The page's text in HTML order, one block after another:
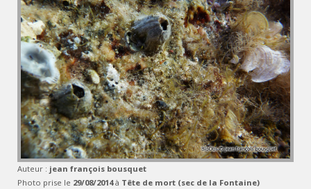
Auteur : jean françois bousquet
Photo prise le 29/08/2014à Tête de mort (sec de la Fontaine)